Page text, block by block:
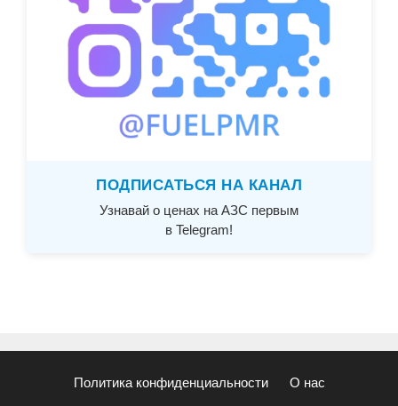
ПОДПИСАТЬСЯ НА КАНАЛ
Узнавай о ценах на АЗС первым
в Telegram!
Политика конфиденциальности О нас